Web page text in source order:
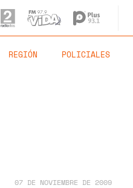
REGIÓN POLICIALES
07 DE NOVIEMBRE DE 2009